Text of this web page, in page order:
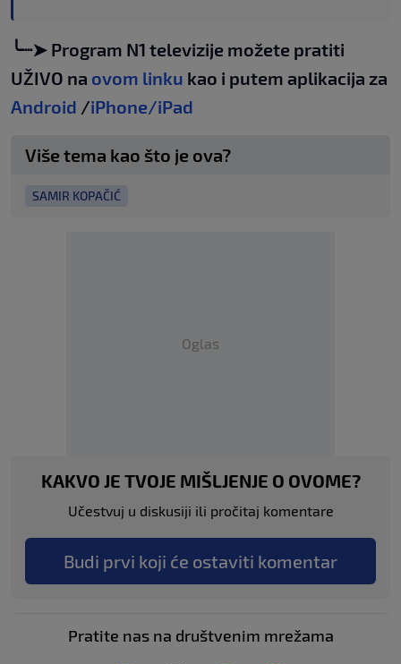
╰┈➤ Program N1 televizije možete pratiti
UŽIVO na ovom linku kao i putem aplikacija za
Android /iPhone/iPad
Više tema kao što je ova?
SAMIR KOPAČIĆ
Oglas
KAKVO JE TVOJE MIŠLJENJE O OVOME?
Učestvuj u diskusiji ili pročitaj komentare
Budi prvi koji će ostaviti komentar
Pratite nas na društvenim mrežama